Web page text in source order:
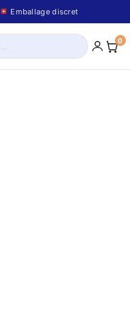
Emballage discret
0